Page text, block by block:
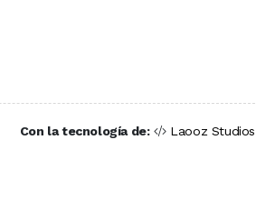
Con la tecnología de: Laooz Studios